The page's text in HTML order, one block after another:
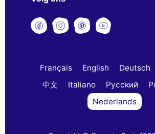
Français English Deutsch
中文
Italiano Русский
Nederlands